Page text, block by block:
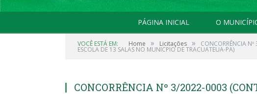
PÁGINA INICIAL O
VOCÊ ESTÁ EM: Home » Licitações » CONCORRÊNCIA
ESCOLA DE 13 SALAS NO MUNICPIO DE TRACUATEUA-PA)
CONCORRÊNCIA Nº 3/2022-0003